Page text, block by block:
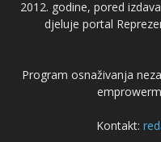
2012. godine, pored
djeluje portal
Program osnaživanja
Kontakt: